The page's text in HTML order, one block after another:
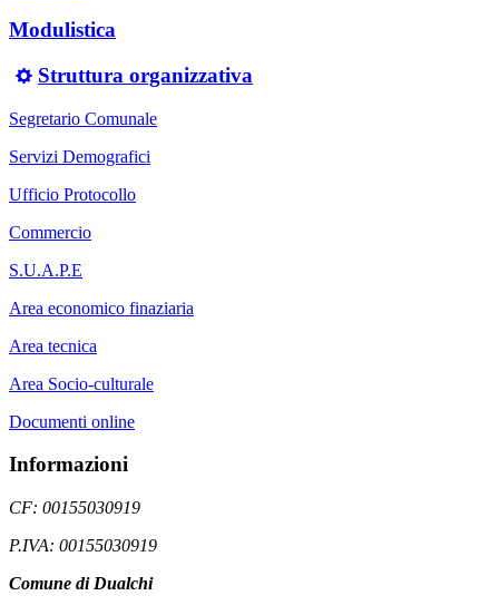
Modulistica
Struttura organizzativa
Segretario Comunale
Servizi Demografici
Ufficio Protocollo
Commercio
S.U.A.P.E
Area economico finaziaria
Area tecnica
Area Socio-culturale
Documenti online
Informazioni
CF: 00155030919
P.IVA: 00155030919
Comune di Dualchi